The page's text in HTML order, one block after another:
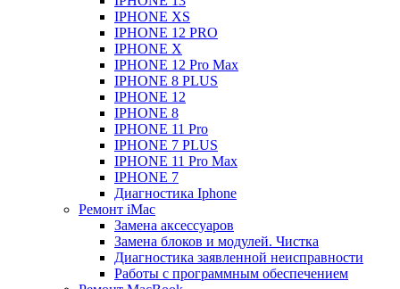
IPHONE XS
IPHONE 12 PRO
IPHONE X
IPHONE 12 Pro Max
IPHONE 8 PLUS
IPHONE 12
IPHONE 8
IPHONE 11 Pro
IPHONE 7 PLUS
IPHONE 11 Pro Max
IPHONE 7
Диагностика Iphone
Ремонт iMac
Замена аксессуаров
Замена блоков и модулей. Чистка
Диагностика заявленной неисправности
Работы с программным обеспечением